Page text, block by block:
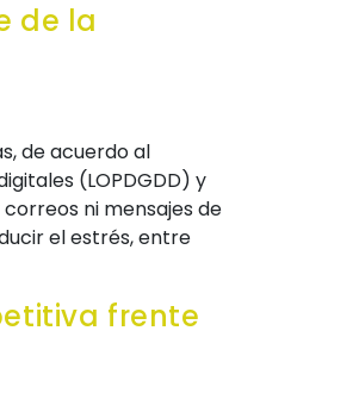
de la
de acuerdo al
(LOPDGDD) y
ni mensajes de
el estrés, entre
frente